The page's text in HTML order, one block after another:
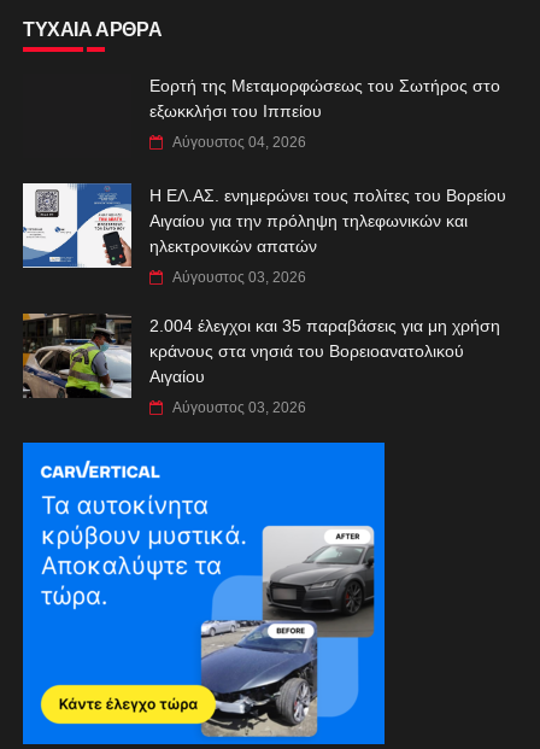
ΤΥΧΑΙΑ ΑΡΘΡΑ
Εορτή της Μεταμορφώσεως του Σωτήρος στο
εξωκκλήσι του Ιππείου
Αύγουστος 04, 2026
Η ΕΛ.ΑΣ. ενημερώνει τους πολίτες του Βορείου
Αιγαίου για την πρόληψη τηλεφωνικών και
ηλεκτρονικών απατών
Αύγουστος 03, 2026
2.004 έλεγχοι και 35 παραβάσεις για μη χρήση
κράνους στα νησιά του Βορειοανατολικού
Αιγαίου
Αύγουστος 03, 2026